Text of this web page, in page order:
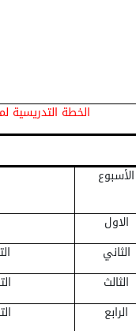
الخطة التدريسية
الأسبوع
الاول
الثاني
الثالث
الرابع